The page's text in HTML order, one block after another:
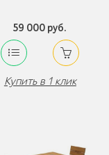
59 000 руб.
Купить в 1 клик